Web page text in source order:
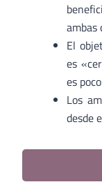
ambas
El
es
es
Los
desde